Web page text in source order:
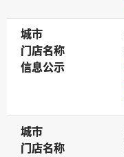
城市
城市
门店名称
门店名称
信息公示
信息公示
城市
城市
门店名称
门店名称